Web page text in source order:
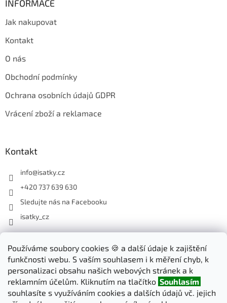
Používáme soubory cookies 🍪 a další údaje k zajištění
funkčnosti webu. S vaším souhlasem i k měření chyb, k
personalizaci obsahu našich webových stránek a k
reklamním účelům. Kliknutím na tlačítko Souhlasím
souhlasíte s využíváním cookies a dalších údajů vč. jejich
INFORMACE
Jak nakupovat
Kontakt
O nás
Obchodní podmínky
Ochrana osobních údajů GDPR
Vrácení zboží a reklamace
Kontakt
info@isatky.cz
+420 737 639 630
Sledujte nás na Facebooku
isatky_cz
Odebírat newsletter
Vložte svůj e-mail a my vám budeme zasílat informace o nových
produktech na našem e-shopu.
E-mail